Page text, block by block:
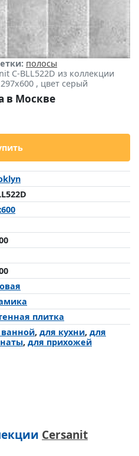
полосы
C-BLL522D из коллекции
, цвет серый
в Москве
плитка
, для кухни, для
, для прихожей
Cersanit